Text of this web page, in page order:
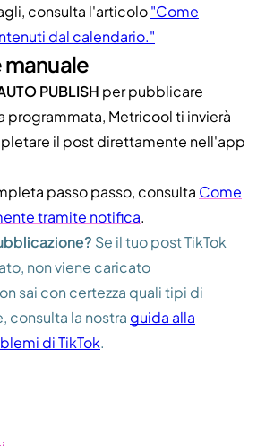
consulta l'articolo"Come
dal calendario."
PUBLISH per pubblicare
programmata, Metricool ti invierà
il post direttamente nell'app
passo passo, consulta Come
tramite notifica.
Se il tuo post TikTok
non viene caricato
sai con certezza quali tipi di
consulta la nostraguida alla
di TikTok.